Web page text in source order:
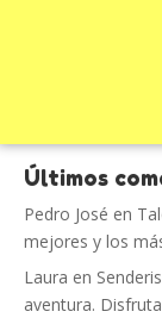
Últimos
Pedro José en
mejores y los
Laura en
aventura.